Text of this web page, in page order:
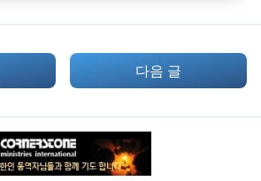
다음 글